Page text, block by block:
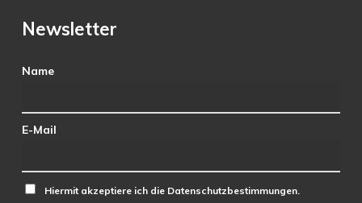
Newsletter
Name
E-Mail
Hiermit akzeptiere ich die Datenschutzbestimmungen.